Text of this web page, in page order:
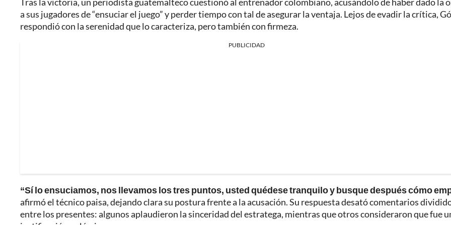
a sus jugadores de “ensuciar el juego” y perder tiempo con tal de asegurar la ventaja. Lejos de evadir la crítica,
respondió con la serenidad que lo caracteriza, pero también con firmeza.
PUBLICIDAD
“Sí lo ensuciamos, nos llevamos los tres puntos, usted quédese tranquilo y busque después cómo
afirmó el técnico paisa, dejando clara su postura frente a la acusación. Su respuesta desató comentarios
entre los presentes: algunos aplaudieron la sinceridad del estratega, mientras que otros consideraron que fue